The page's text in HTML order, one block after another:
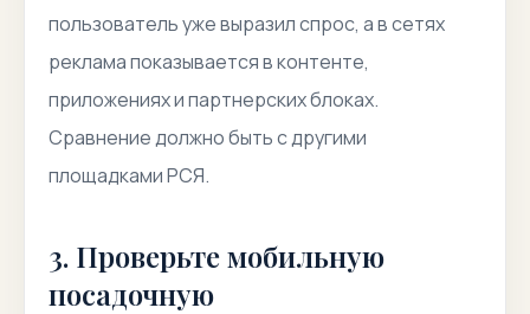
пользователь уже выразил спрос, а в сетях
реклама показывается в контенте,
приложениях и партнерских блоках.
Сравнение должно быть с другими
площадками РСЯ.
3. Проверьте мобильную
посадочную